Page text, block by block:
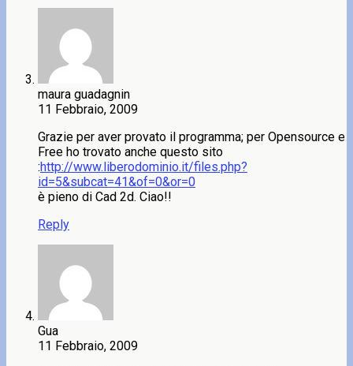
maura guadagnin
11 Febbraio, 2009
Grazie per aver provato il programma; per Opensource e
Free ho trovato anche questo sito
:http://www.liberodominio.it/files.php?
id=5&subcat=41&of=0&or=0
è pieno di Cad 2d. Ciao!!
Reply
Gua
11 Febbraio, 2009